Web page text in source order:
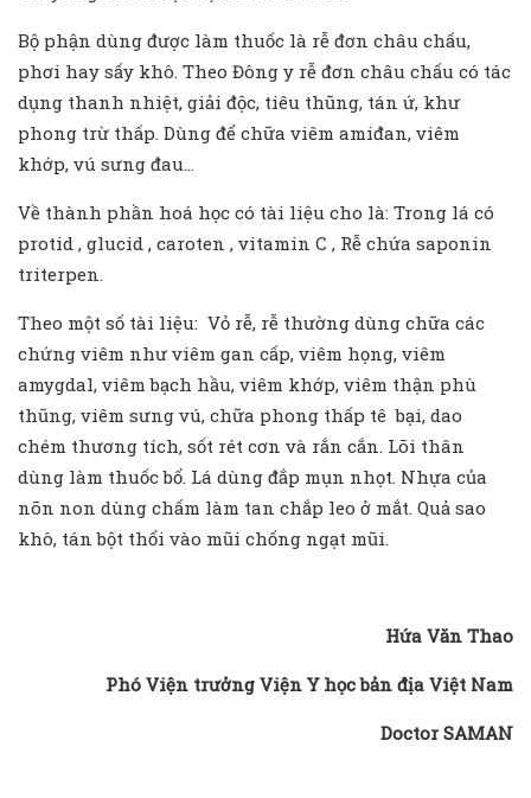
Bộ phận dùng được làm thuốc là rễ đơn châu chấu,
phơi hay sấy khô. Theo Đông y rễ đơn châu chấu có tác
dụng thanh nhiệt, giải độc, tiêu thũng, tán ứ, khư
phong trừ thấp. Dùng để chữa viêm amiđan, viêm
khớp, vú sưng đau…
Về thành phần hoá học có tài liệu cho là: Trong lá có
protid , glucid , caroten , vitamin C , Rễ chứa saponin
triterpen.
Theo một số tài liệu: Vỏ rễ, rễ thường dùng chữa các
chứng viêm như viêm gan cấp, viêm họng, viêm
amygdal, viêm bạch hầu, viêm khớp, viêm thận phù
thũng, viêm sưng vú, chữa phong thấp tê bại, dao
chém thương tích, sốt rét cơn và rắn cắn. Lõi thân
dùng làm thuốc bổ. Lá dùng đắp mụn nhọt. Nhựa của
nõn non dùng chấm làm tan chắp leo ở mắt. Quả sao
khô, tán bột thổi vào mũi chống ngạt mũi.
Hứa Văn Thao
Phó Viện trưởng Viện Y học bản địa Việt Nam
Doctor SAMAN